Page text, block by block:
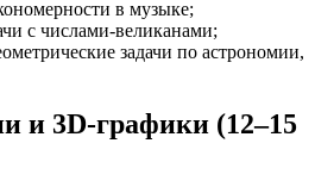
в музыке;
с числами-великанами;
задачи по астрономии,
и 3D-графики (12–15